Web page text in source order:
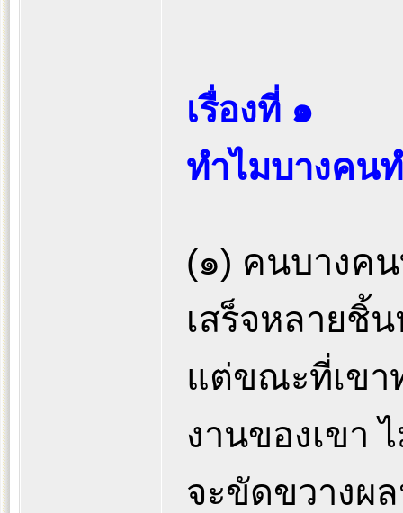
เรื่องที่ ๑
ทำไมบางคน
(๑) คนบางคน
เสร็จหลายชิ้
แต่ขณะที่เขา
งานของเขา
จะขัดขวางผ